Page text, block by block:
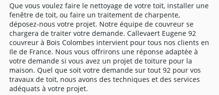
de vous offrir un travail fiable et un service de qualité.
Que vous voulez faire le nettoyage de votre toit, installer une
fenêtre de toit, ou faire un traitement de charpente,
déposez-nous votre projet. Notre équipe de couvreur se
chargera de traiter votre demande. Callevaert Eugene 92
couvreur à Bois Colombes intervient pour tous nos clients en
Ile de France. Nous vous offrirons une réponse adaptée à
votre demande si vous avez un projet de toiture pour la
maison. Quel que soit votre demande sur tout 92 pour vos
travaux de toit, nous avons des techniques et des services
adéquats à votre projet.